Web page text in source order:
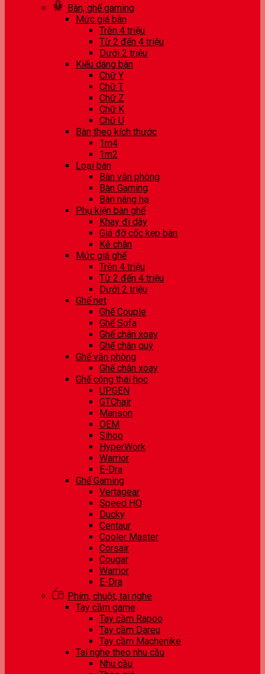
Bàn, ghế gaming
Mức giá bàn
Trên 4 triệu
Từ 2 đến 4 triệu
Dưới 2 triệu
Kiểu dáng bàn
Chữ Y
Chữ T
Chữ Z
Chữ K
Chữ U
Bàn theo kích thước
1m4
1m2
Loại bàn
Bàn văn phòng
Bàn Gaming
Bàn nâng hạ
Phụ kiện bàn ghế
Khay đi dây
Giá đỡ cốc kẹp bàn
Kê chân
Mức giá ghế
Trên 4 triệu
Từ 2 đến 4 triệu
Dưới 2 triệu
Ghế net
Ghế Couple
Ghế Sofa
Ghế chân xoay
Ghế chân quỳ
Ghế văn phòng
Ghế chân xoay
Ghế công thái học
UPGEN
GTChair
Manson
OEM
Sihoo
HyperWork
Warrior
E-Dra
Ghế Gaming
Vertagear
Speed HQ
Ducky
Centaur
Cooler Master
Corsair
Cougar
Warrior
E-Dra
Phím, chuột, tai nghe
Tay cầm game
Tay cầm Rapoo
Tay cầm Dareu
Tay cầm Machenike
Tai nghe theo nhu cầu
Nhu cầu